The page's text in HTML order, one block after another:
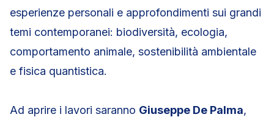
esperienze personali e approfondimenti sui grandi
temi contemporanei: biodiversità, ecologia,
comportamento animale, sostenibilità ambientale
e fisica quantistica.
Ad aprire i lavori saranno Giuseppe De Palma,